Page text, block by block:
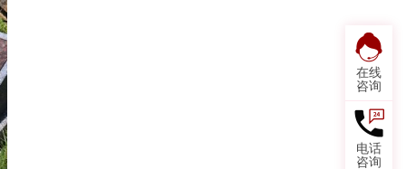
在线
咨询
电话
咨询